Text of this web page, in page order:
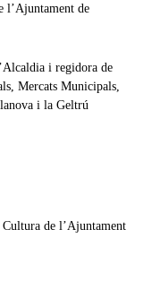
l’Ajuntament de
i regidora de
Mercats Municipals,
i la Geltrú
de l’Ajuntament